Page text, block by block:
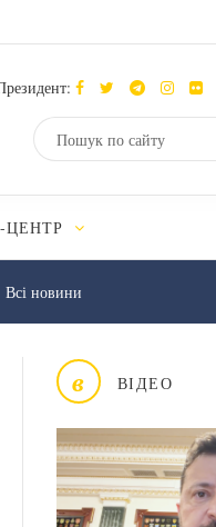
ЦЕНТР
Всі новини
в ВІДЕО